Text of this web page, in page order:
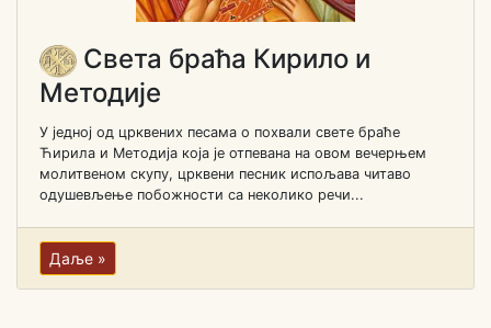
Света браћа Кирило и
Методије
У једној од црквених песама о похвали свете браће
Ћирила и Методија која је отпевана на овом вечерњем
молитвеном скупу, црквени песник испољава читаво
одушевљење побожности са неколико речи...
Даље »